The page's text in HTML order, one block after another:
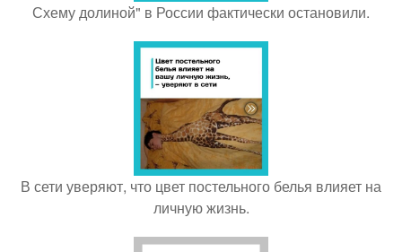
Схему долиной" в России фактически остановили.
В сети уверяют, что цвет постельного белья влияет на
личную жизнь.